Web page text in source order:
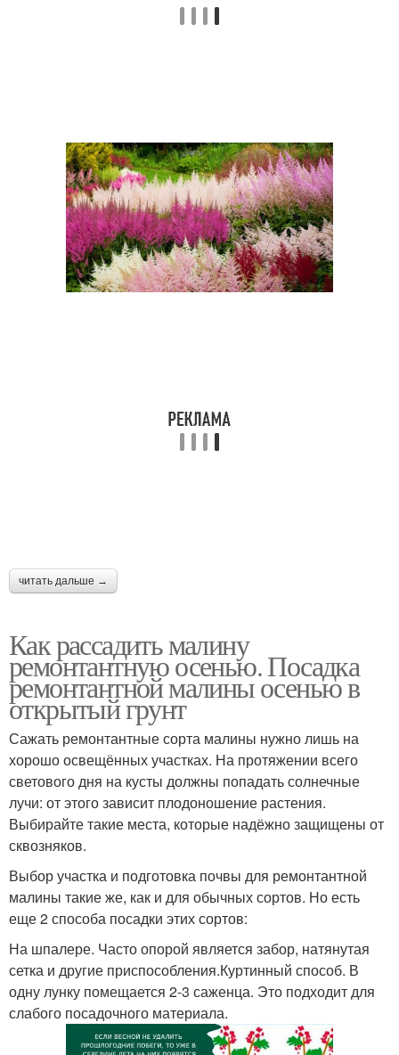
Посев в открытый
грунт
Семены в открытый
грунт
Огурцы в открытом
грунте
Посадка в грунт
читать дальше →
Как рассадить малину
ремонтантную осенью. Посадка
ремонтантной малины осенью в
открытый грунт
Сажать ремонтантные сорта малины нужно лишь на
хорошо освещённых участках. На протяжении всего
светового дня на кусты должны попадать солнечные
лучи: от этого зависит плодоношение растения.
Выбирайте такие места, которые надёжно защищены от
сквозняков.
Выбор участка и подготовка почвы для ремонтантной
малины такие же, как и для обычных сортов. Но есть
еще 2 способа посадки этих сортов:
На шпалере. Часто опорой является забор, натянутая
сетка и другие приспособления.Куртинный способ. В
одну лунку помещается 2-3 саженца. Это подходит для
слабого посадочного материала.